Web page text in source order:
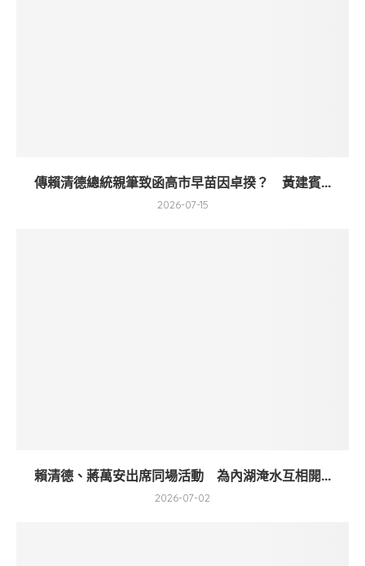
傳賴清德總統親筆致函高市早苗因卓揆？ 黃建賓...
2026-07-15
賴清德、蔣萬安出席同場活動 為內湖淹水互相開...
2026-07-02